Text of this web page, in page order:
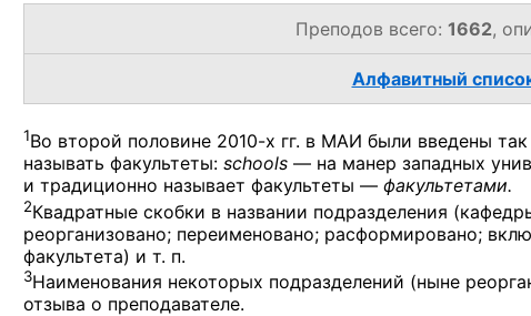
Преподов всего: 1662,
Алфавитный
1Во второй половине 2010-х гг. в МАИ были введены
называть факультеты: schools — на манер западных
и традиционно называет факультеты — факультетами.
2Квадратные скобки в названии подразделения
реорганизовано; переименовано; расформировано;
факультета) и т. п.
3Наименования некоторых подразделений (ныне
отзыва о преподавателе.